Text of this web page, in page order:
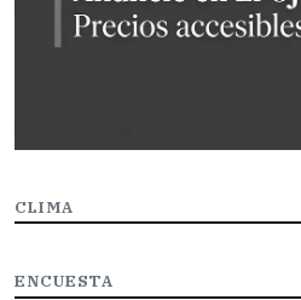
CLIMA
ENCUESTA